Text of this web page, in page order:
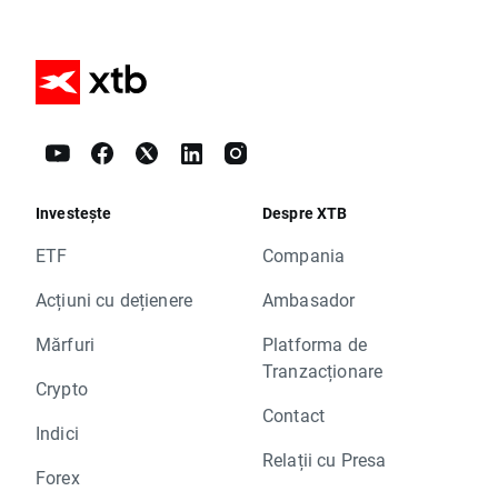
Investește
ETF
Acțiuni cu dețienere
Mărfuri
Crypto
Indici
Forex
Despre XTB
Compania
Ambasador
Platforma de
Tranzacționare
Contact
Relații cu Presa